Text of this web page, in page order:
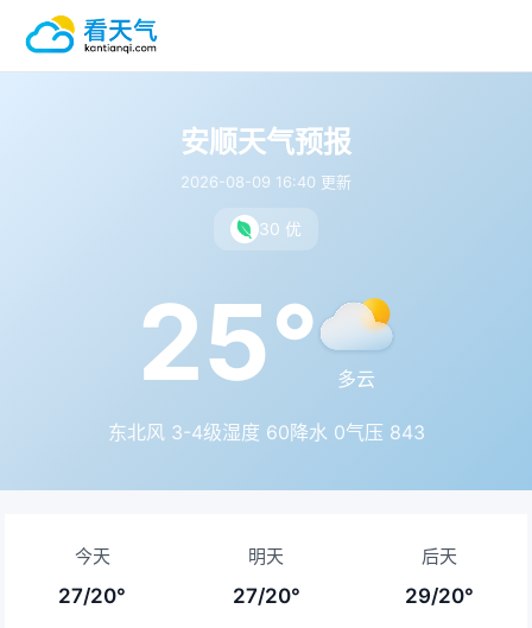
安顺天气预报
2026-08-09 16:40 更新
30 优
25° 多云
东北风 3-4级湿度 60降水 0气压 843
今天
27/20°
明天
27/20°
后天
29/20°